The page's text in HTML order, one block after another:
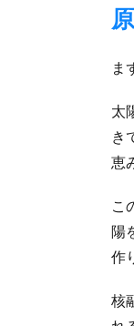
ま
太
き
恵
こ
陽
作
核